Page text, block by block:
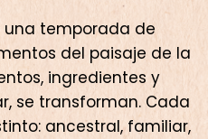
una temporada de
del paisaje de la
ingredientes y
se transforman. Cada
ancestral, familiar,